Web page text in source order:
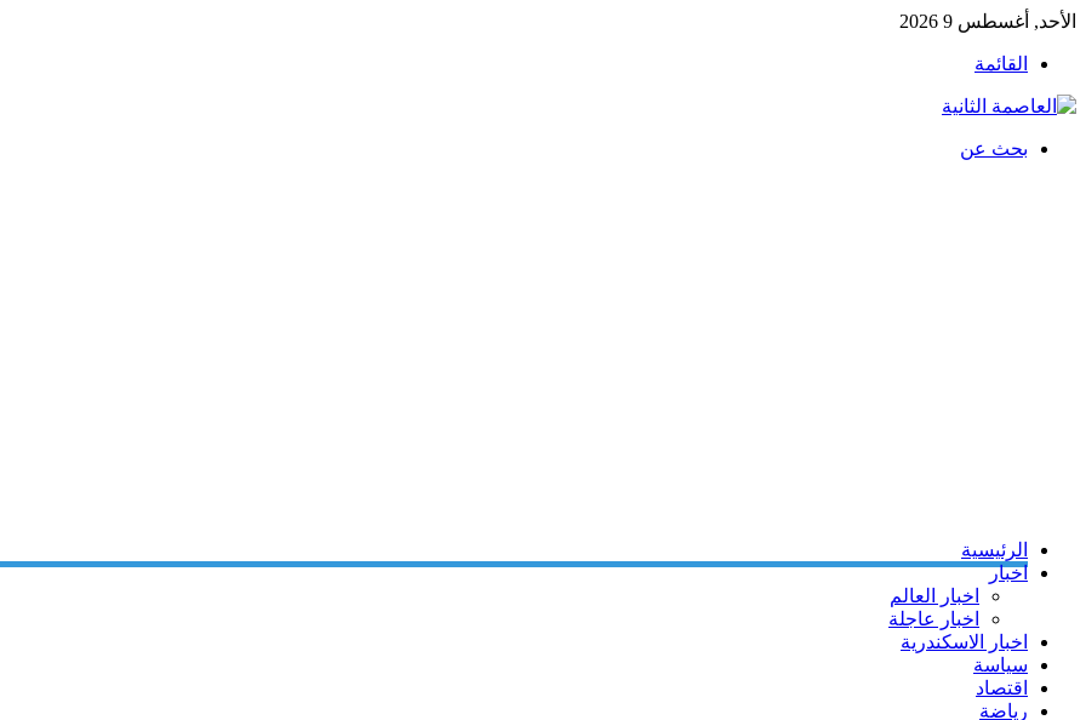
الأحد, أغسطس 9 2026
القائمة
بحث عن
الرئيسية
اخبار
اخبار العالم
اخبار عاجلة
اخبار الاسكندرية
سياسة
اقتصاد
رياضة